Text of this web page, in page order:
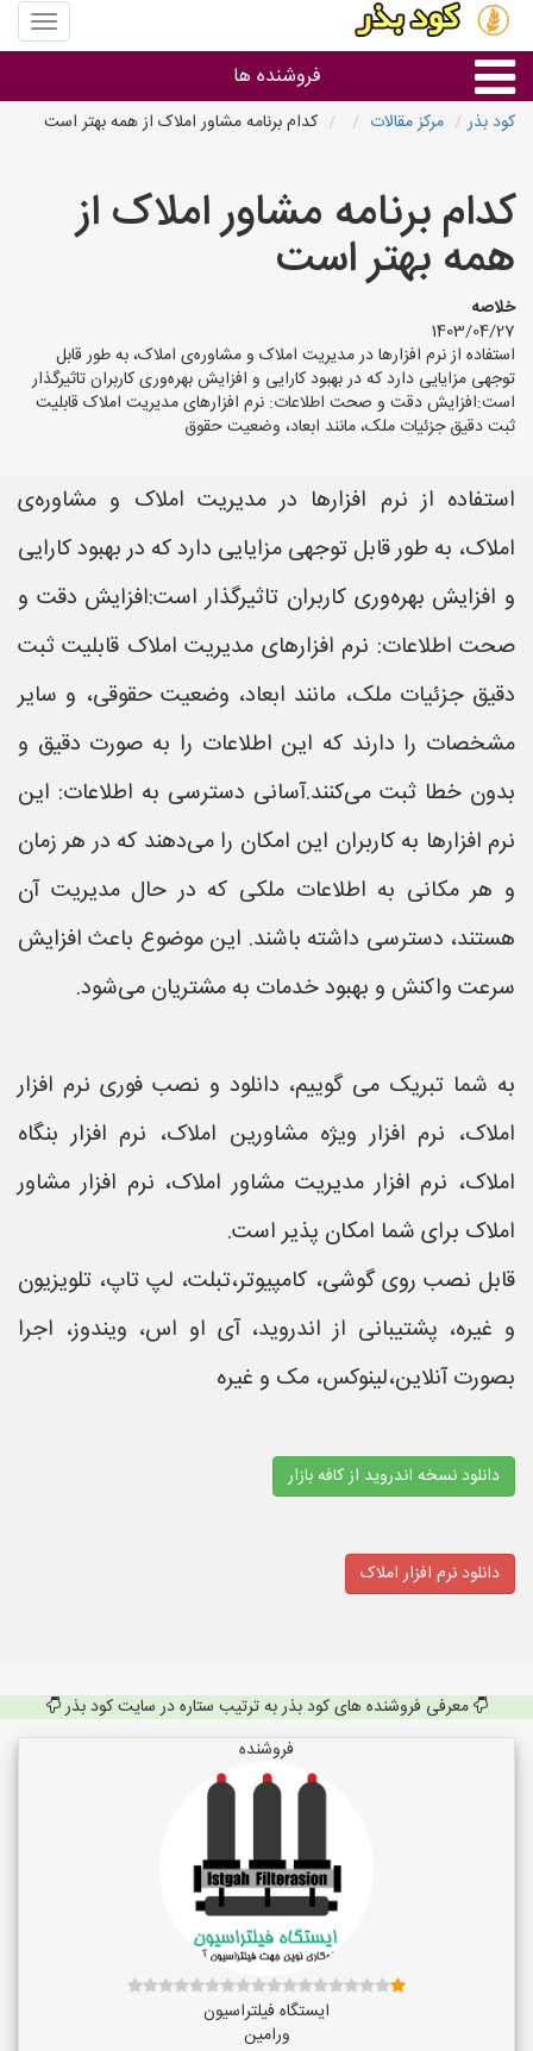
منوی
سایت
بذر
فروشنده ها
استان ها
کود بذر مرکز مقالات کدام برنامه مشاور املاک از همه بهتر است
کدام برنامه مشاور املاک از
همه بهتر است
خلاصه
1403/04/27
استفاده از نرم افزارها در مدیریت املاک و مشاوره‌ی املاک، به طور قابل
توجهی مزایایی دارد که در بهبود کارایی و افزایش بهره‌وری کاربران تاثیرگذار
است:افزایش دقت و صحت اطلاعات: نرم افزارهای مدیریت املاک قابلیت
ثبت دقیق جزئیات ملک، مانند ابعاد، وضعیت حقوق
استفاده از نرم افزارها در مدیریت املاک و مشاوره‌ی
املاک، به طور قابل توجهی مزایایی دارد که در بهبود کارایی
و افزایش بهره‌وری کاربران تاثیرگذار است:افزایش دقت و
صحت اطلاعات: نرم افزارهای مدیریت املاک قابلیت ثبت
دقیق جزئیات ملک، مانند ابعاد، وضعیت حقوقی، و سایر
مشخصات را دارند که این اطلاعات را به صورت دقیق و
بدون خطا ثبت می‌کنند.آسانی دسترسی به اطلاعات: این
نرم افزارها به کاربران این امکان را می‌دهند که در هر زمان
و هر مکانی به اطلاعات ملکی که در حال مدیریت آن
هستند، دسترسی داشته باشند. این موضوع باعث افزایش
سرعت واکنش و بهبود خدمات به مشتریان می‌شود.
به شما تبریک می گوییم، دانلود و نصب فوری نرم افزار
املاک، نرم افزار ویژه مشاورین املاک، نرم افزار بنگاه
املاک، نرم افزار مدیریت مشاور املاک، نرم افزار مشاور
املاک برای شما امکان پذیر است.
قابل نصب روی گوشی، کامپیوتر،تبلت، لپ تاپ، تلویزیون
و غیره، پشتیبانی از اندروید، آی او اس، ویندوز، اجرا
بصورت آنلاین،لینوکس، مک و غیره
دانلود نسخه اندروید از کافه بازار
دانلود نرم افزار املاک
معرفی فروشنده های کود بذر به ترتیب ستاره در سایت کود بذر
فروشنده
ایستگاه فیلتراسیون
ورامین